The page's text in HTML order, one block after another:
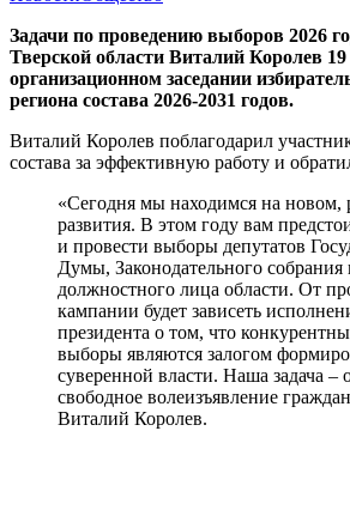
Задачи по проведению выборов 2026
Тверской области Виталий Королев
организационном заседании
региона состава 2026-2031 годов.
Виталий Королев поблагодарил
состава за эффективную работу и
«Сегодня мы находимся на новом,
развития. В этом году вам
и провести выборы депутатов
Думы, Законодательного
должностного лица области. От
кампании будет зависеть
президента о том, что
выборы являются залогом
суверенной власти. Наша задача –
свободное волеизъявление
Виталий Королев.